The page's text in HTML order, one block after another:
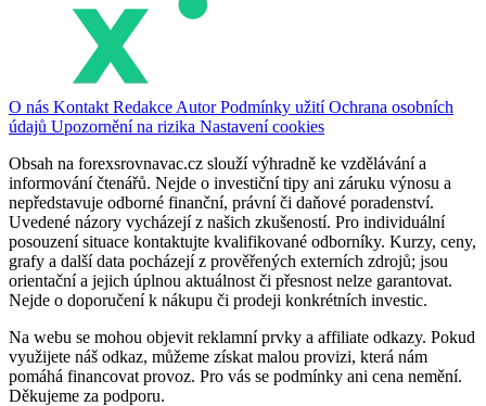
O nás Kontakt Redakce AutorPodmínky užitíOchrana osobních
údajů Upozornění na rizika Nastavení cookies
Obsah na forexsrovnavac.cz slouží výhradně ke vzdělávání a
informování čtenářů. Nejde o investiční tipy ani záruku výnosu a
nepředstavuje odborné finanční, právní či daňové poradenství.
Uvedené názory vycházejí z našich zkušeností. Pro individuální
posouzení situace kontaktujte kvalifikované odborníky. Kurzy, ceny,
grafy a další data pocházejí z prověřených externích zdrojů; jsou
orientační a jejich úplnou aktuálnost či přesnost nelze garantovat.
Nejde o doporučení k nákupu či prodeji konkrétních investic.
Na webu se mohou objevit reklamní prvky a affiliate odkazy. Pokud
využijete náš odkaz, můžeme získat malou provizi, která nám
pomáhá financovat provoz. Pro vás se podmínky ani cena nemění.
Děkujeme za podporu.